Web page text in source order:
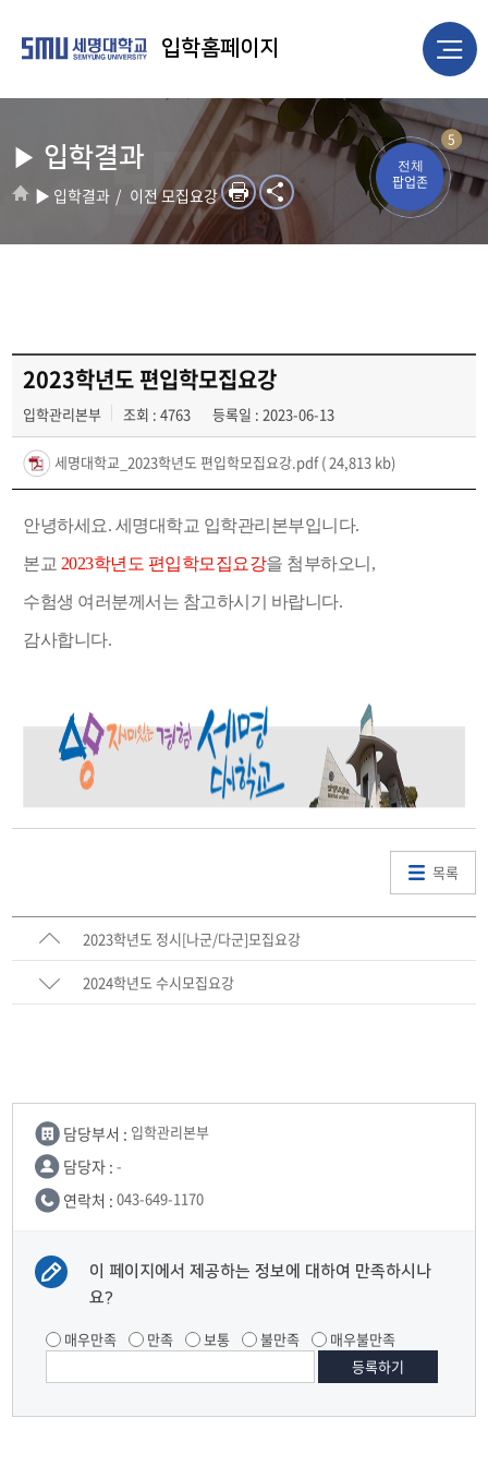
5
전체
팝업존
입학홈페이지
▶ 입학결과
▶ 입학결과 이전 모집요강
2023학년도 편입학모집요강
입학관리본부 조회 : 4763 등록일 : 2023-06-13
세명대학교_2023학년도 편입학모집요강.pdf( 24,813 kb)
안녕하세요. 세명대학교 입학관리본부입니다.
본교 2023학년도 편입학모집요강을 첨부하오니,
수험생 여러분께서는 참고하시기 바랍니다.
감사합니다.
목록
2023학년도 정시[나군/다군]모집요강
2024학년도 수시모집요강
담당부서 : 입학관리본부
담당자 : -
연락처 : 043-649-1170
이 페이지에서 제공하는 정보에 대하여 만족하시나
요?
매우만족 만족 보통 불만족 매우불만족